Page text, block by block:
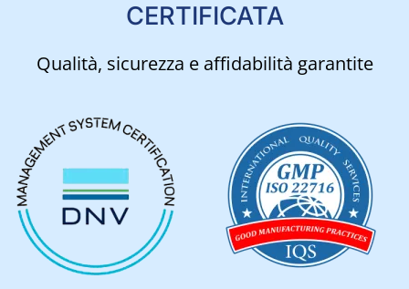
CERTIFICATA
Qualità, sicurezza e affidabilità garantite